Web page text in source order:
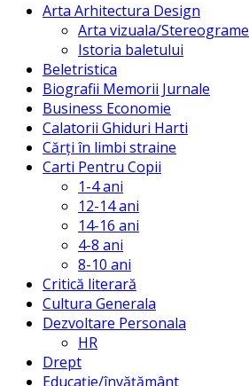
Arta Arhitectura Design
Arta vizuala/Stereograme
Istoria baletului
Beletristica
Biografii Memorii Jurnale
Business Economie
Calatorii Ghiduri Harti
Cărți în limbi straine
Carti Pentru Copii
1-4 ani
12-14 ani
14-16 ani
4-8 ani
8-10 ani
Critică literară
Cultura Generala
Dezvoltare Personala
HR
Drept
Educație/învățământ